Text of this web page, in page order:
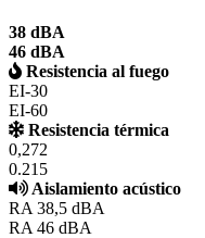
38 dBA
46 dBA
Resistencia al fuego
EI-30
EI-60
Resistencia térmica
0,272
0.215
Aislamiento acústico
RA 38,5 dBA
RA 46 dBA